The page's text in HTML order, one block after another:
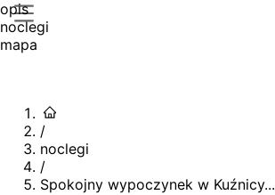
opis
noclegi
mapa
/
noclegi
/
Spokojny wypoczynek w Kuźnicy...